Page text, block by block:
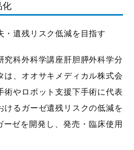
化
・遺残リスク低減を目指す
究科外科学講座肝胆膵外科学分
は、オオサキメディカル株式会
術やロボット支援下手術に代表
けるガーゼ遺残リスクの低減を
ーゼを開発し、発売・臨床使用